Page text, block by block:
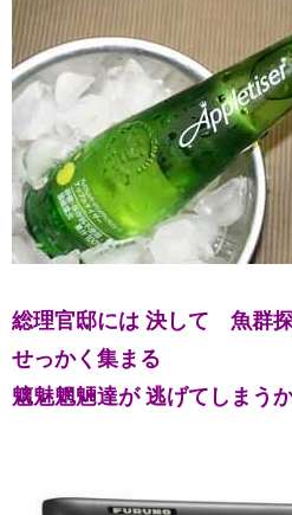
総理官邸には 決して 魚群
せっかく集まる
魑魅魍魎達が 逃げてしまう